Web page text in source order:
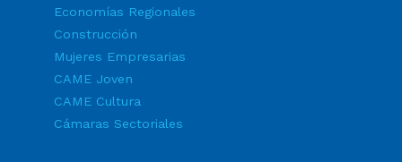
Economías Regionales
Construcción
Mujeres Empresarias
CAME Joven
CAME Cultura
Cámaras Sectoriales